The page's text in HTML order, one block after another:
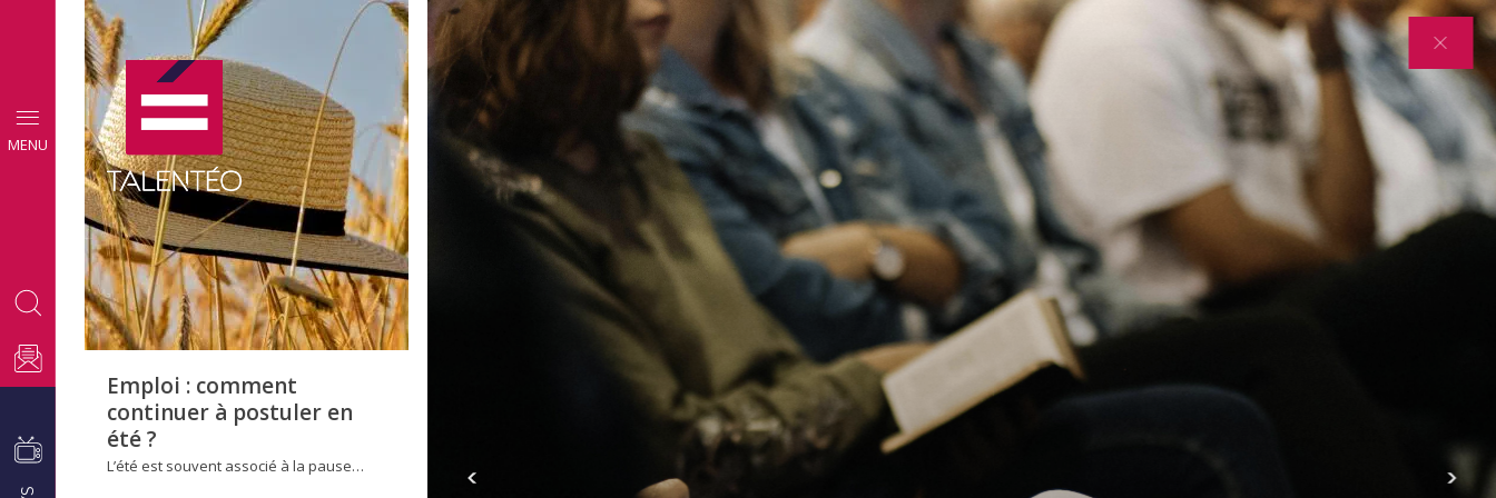
MENU
CONSEILS
EMPLOI
Emploi : comment
continuer à postuler en
été ?
L’été est souvent associé à la pause…